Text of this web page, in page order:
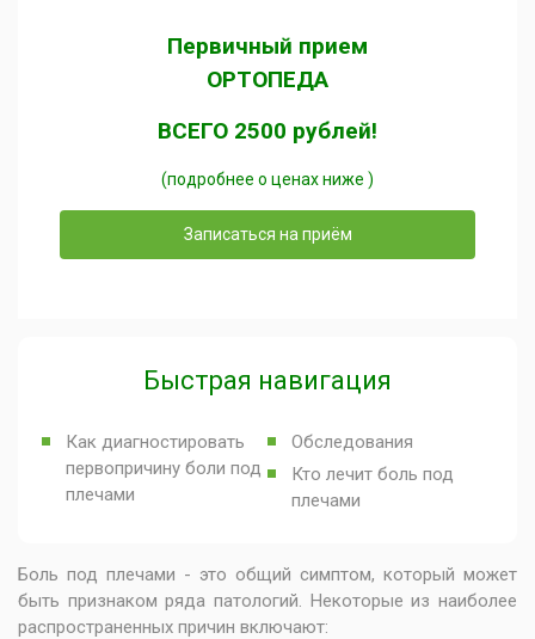
Первичный прием
ОРТОПЕДА
ВСЕГО 2500 рублей!
(подробнее о ценах ниже )
Записаться на приём
Быстрая навигация
Как диагностировать
первопричину боли под
плечами
Обследования
Кто лечит боль под
плечами
Боль под плечами - это общий симптом, который может
быть признаком ряда патологий. Некоторые из наиболее
распространенных причин включают: